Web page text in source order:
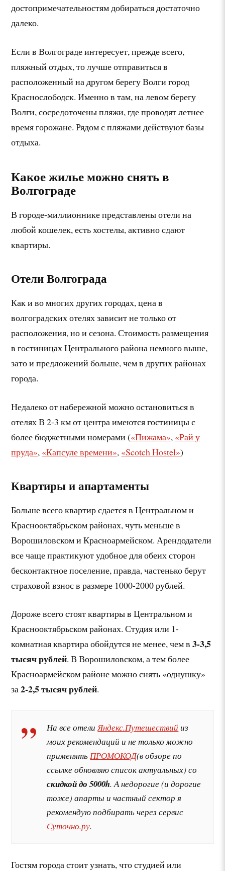
достопримечательностям добираться достаточно
далеко.
Если в Волгограде интересует, прежде всего,
пляжный отдых, то лучше отправиться в
расположенный на другом берегу Волги город
Краснослободск. Именно в там, на левом берегу
Волги, сосредоточены пляжи, где проводят летнее
время горожане. Рядом с пляжами действуют базы
отдыха.
Какое жилье можно снять в
Волгограде
В городе-миллионнике представлены отели на
любой кошелек, есть хостелы, активно сдают
квартиры.
Отели Волгограда
Как и во многих других городах, цена в
волгоградских отелях зависит не только от
расположения, но и сезона. Стоимость размещения
в гостиницах Центрального района немного выше,
зато и предложений больше, чем в других районах
города.
Недалеко от набережной можно остановиться в
отелях В 2-3 км от центра имеются гостиницы с
более бюджетными номерами («Пижама», «Рай у
пруда», «Капсуле времени», «Scotch Hostel»)
Квартиры и апартаменты
Больше всего квартир сдается в Центральном и
Краснооктябрьском районах, чуть меньше в
Ворошиловском и Красноармейском. Арендодатели
все чаще практикуют удобное для обеих сторон
бесконтактное поселение, правда, частенько берут
страховой взнос в размере 1000-2000 рублей.
Дороже всего стоят квартиры в Центральном и
Краснооктябрьском районах. Студия или 1-
комнатная квартира обойдутся не менее, чем в 3-3,5
тысяч рублей. В Ворошиловском, а тем более
Красноармейском районе можно снять «однушку»
за2-2,5 тысяч рублей.
На все отелиЯндекс.Путешествийиз
моих рекомендаций и не только можно
применятьПРОМОКОД(в обзоре по
ссылке обновляю список актуальных) со
скидкой до 5000h. А недорогие (и дорогие
тоже) апарты и частный сектор я
рекомендую подбирать через сервис
Суточно.ру.
Гостям города стоит узнать, что студией или